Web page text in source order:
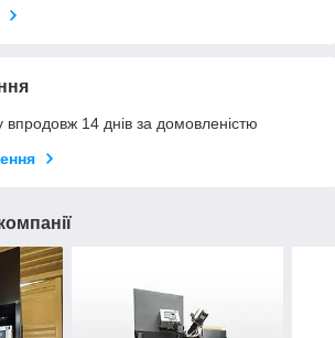
14 днів за домовленістю